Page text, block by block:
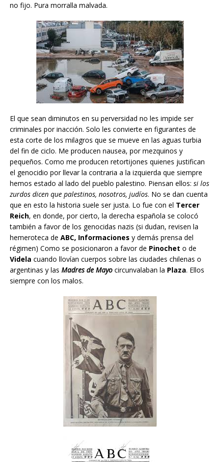
no fijo. Pura morralla malvada.
El que sean diminutos en su perversidad no les impide ser
criminales por inacción. Solo les convierte en figurantes de
esta corte de los milagros que se mueve en las aguas turbia
del fin de ciclo. Me producen nausea, por mezquinos y
pequeños. Como me producen retortijones quienes justifican
el genocidio por llevar la contraria a la izquierda que siempre
hemos estado al lado del pueblo palestino. Piensan ellos: si los
zurdos dicen que palestinos, nosotros, judíos. No se dan cuenta
que en esto la historia suele ser justa. Lo fue con el Tercer
Reich, en donde, por cierto, la derecha española se colocó
también a favor de los genocidas nazis (si dudan, revisen la
hemeroteca de ABC, Informaciones y demás prensa del
régimen) Como se posicionaron a favor de Pinochet o de
Videla cuando llovían cuerpos sobre las ciudades chilenas o
argentinas y las Madres de Mayo circunvalaban la Plaza. Ellos
siempre con los malos.